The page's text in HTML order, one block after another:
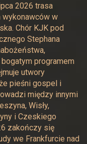
2026 trasa
wykonawców w
Chór KJK pod
Stephana
programem
utwory
pieśni gospel i
między innymi
Wisły,
i Czeskiego
zakończy się
we Frankfurcie nad